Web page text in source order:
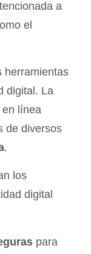
a
el
herramientas
digital. La
línea
de diversos
.
los
digital
para